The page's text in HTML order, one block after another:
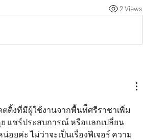
2 Views
ติ้งที่มีผู้ใช้งานจากพื้นท่ีศรีราชาเพิ่ม
แชร์ประสบการณ์ หรือแลกเปลี่ยน
ยค่ะ ไม่ว่าจะเป็นเรื่องฟีเจอร์ ความ